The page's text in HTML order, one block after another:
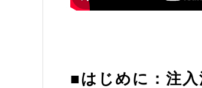
■はじめに：注